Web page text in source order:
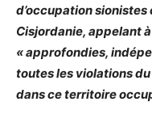
d’occupation
Cisjordanie, appelant
« approfondies,
toutes les violations
dans ce territoire